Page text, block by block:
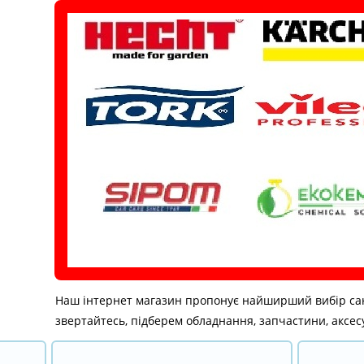
Наш інтернет магазин пропонує найширший вибір
звертайтесь, підберем обладнання, запчастини,